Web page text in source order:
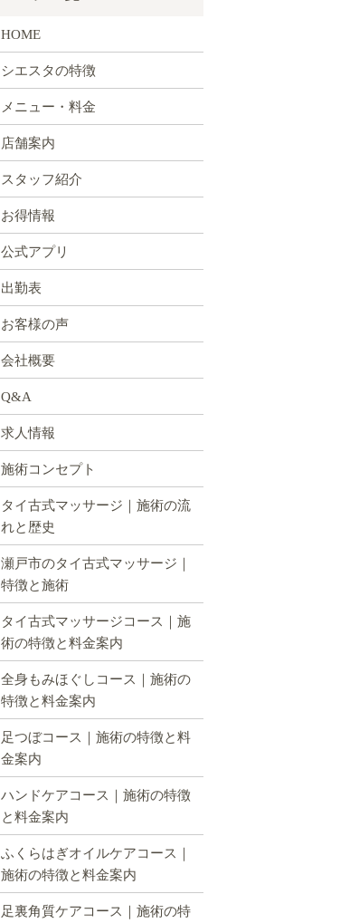
HOME
シエスタの特徴
メニュー・料金
店舗案内
スタッフ紹介
お得情報
公式アプリ
出勤表
お客様の声
会社概要
Q&A
求人情報
施術コンセプト
タイ古式マッサージ｜施術の流
れと歴史
瀬戸市のタイ古式マッサージ｜
特徴と施術
タイ古式マッサージコース｜施
術の特徴と料金案内
全身もみほぐしコース｜施術の
特徴と料金案内
足つぼコース｜施術の特徴と料
金案内
ハンドケアコース｜施術の特徴
と料金案内
ふくらはぎオイルケアコース｜
施術の特徴と料金案内
足裏角質ケアコース｜施術の特